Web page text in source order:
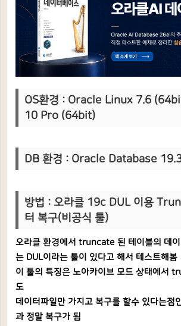
OS환경 : Oracle Linux 7.6
10 Pro (64bit)
DB 환경 : Oracle Database
방법 : 오라클 19c DUL 이용
터 복구(비공식 툴)
오라클 환경에서 truncate 된 테이블의 데
는 DUL이라는 툴이 있다고 해서 테스트해봄
이 툴의 특징은 노아카이브 모드 상태에서
도
데이터파일만 가지고 복구를 할수 있다는점
과 정말 복구가 됨